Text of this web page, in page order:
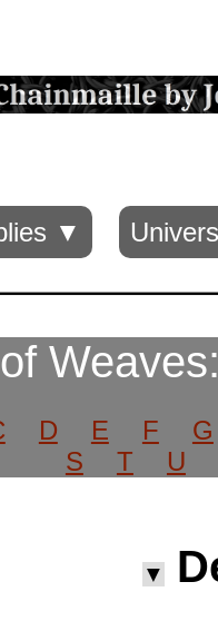
▼
D E F
G
S
T U
▼